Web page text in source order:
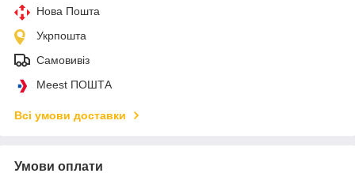
Нова Пошта
Укрпошта
Самовивіз
Meest ПОШТА
Всі умови доставки
Умови оплати